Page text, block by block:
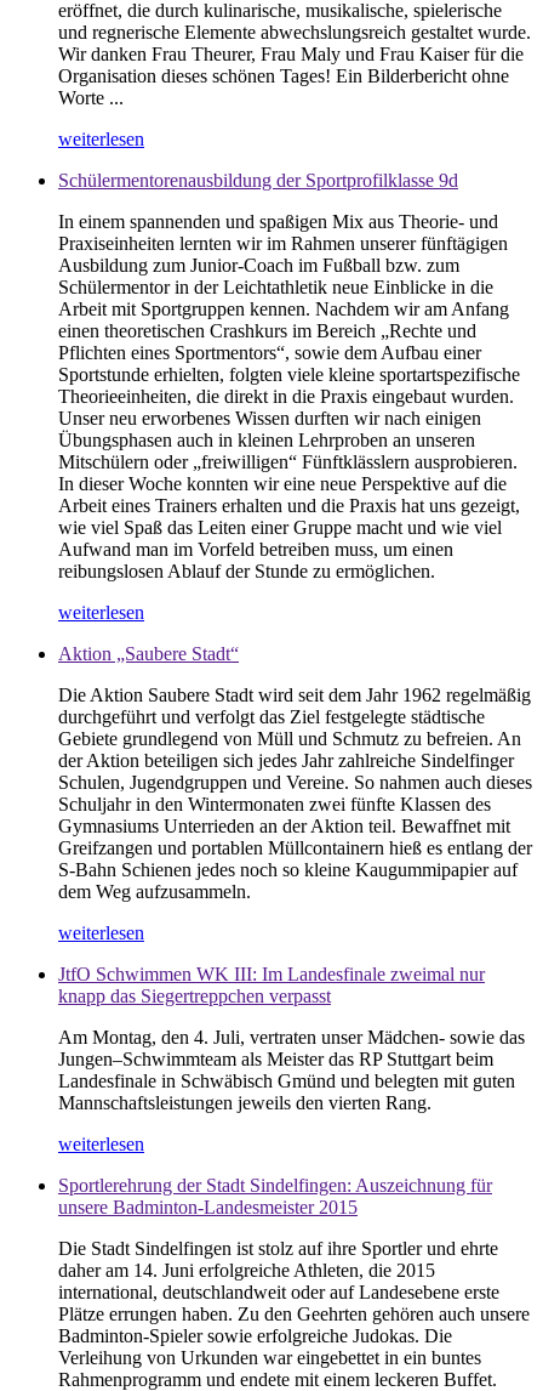
eröffnet, die durch kulinarische, musikalische, spielerische
und regnerische Elemente abwechslungsreich gestaltet wurde.
Wir danken Frau Theurer, Frau Maly und Frau Kaiser für die
Organisation dieses schönen Tages! Ein Bilderbericht ohne
Worte ...
weiterlesen
Schülermentorenausbildung der Sportprofilklasse 9d
In einem spannenden und spaßigen Mix aus Theorie- und
Praxiseinheiten lernten wir im Rahmen unserer fünftägigen
Ausbildung zum Junior-Coach im Fußball bzw. zum
Schülermentor in der Leichtathletik neue Einblicke in die
Arbeit mit Sportgruppen kennen. Nachdem wir am Anfang
einen theoretischen Crashkurs im Bereich „Rechte und
Pflichten eines Sportmentors“, sowie dem Aufbau einer
Sportstunde erhielten, folgten viele kleine sportartspezifische
Theorieeinheiten, die direkt in die Praxis eingebaut wurden.
Unser neu erworbenes Wissen durften wir nach einigen
Übungsphasen auch in kleinen Lehrproben an unseren
Mitschülern oder „freiwilligen“ Fünftklässlern ausprobieren.
In dieser Woche konnten wir eine neue Perspektive auf die
Arbeit eines Trainers erhalten und die Praxis hat uns gezeigt,
wie viel Spaß das Leiten einer Gruppe macht und wie viel
Aufwand man im Vorfeld betreiben muss, um einen
reibungslosen Ablauf der Stunde zu ermöglichen.
weiterlesen
Aktion „Saubere Stadt“
Die Aktion Saubere Stadt wird seit dem Jahr 1962 regelmäßig
durchgeführt und verfolgt das Ziel festgelegte städtische
Gebiete grundlegend von Müll und Schmutz zu befreien. An
der Aktion beteiligen sich jedes Jahr zahlreiche Sindelfinger
Schulen, Jugendgruppen und Vereine. So nahmen auch dieses
Schuljahr in den Wintermonaten zwei fünfte Klassen des
Gymnasiums Unterrieden an der Aktion teil. Bewaffnet mit
Greifzangen und portablen Müllcontainern hieß es entlang der
S-Bahn Schienen jedes noch so kleine Kaugummipapier auf
dem Weg aufzusammeln.
weiterlesen
JtfO Schwimmen WK III: Im Landesfinale zweimal nur
knapp das Siegertreppchen verpasst
Am Montag, den 4. Juli, vertraten unser Mädchen- sowie das
Jungen–Schwimmteam als Meister das RP Stuttgart beim
Landesfinale in Schwäbisch Gmünd und belegten mit guten
Mannschaftsleistungen jeweils den vierten Rang.
weiterlesen
Sportlerehrung der Stadt Sindelfingen: Auszeichnung für
unsere Badminton-Landesmeister 2015
Die Stadt Sindelfingen ist stolz auf ihre Sportler und ehrte
daher am 14. Juni erfolgreiche Athleten, die 2015
international, deutschlandweit oder auf Landesebene erste
Plätze errungen haben. Zu den Geehrten gehören auch unsere
Badminton-Spieler sowie erfolgreiche Judokas. Die
Verleihung von Urkunden war eingebettet in ein buntes
Rahmenprogramm und endete mit einem leckeren Buffet.